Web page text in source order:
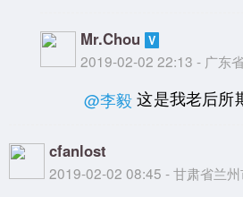
Mr.Chou
2019-02-02 22:13 - 广东
@李毅 这是我老后所
cfanlost
2019-02-02 08:45 - 甘肃省兰